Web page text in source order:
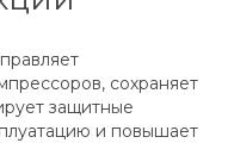
сохраняет
защитные
и повышает